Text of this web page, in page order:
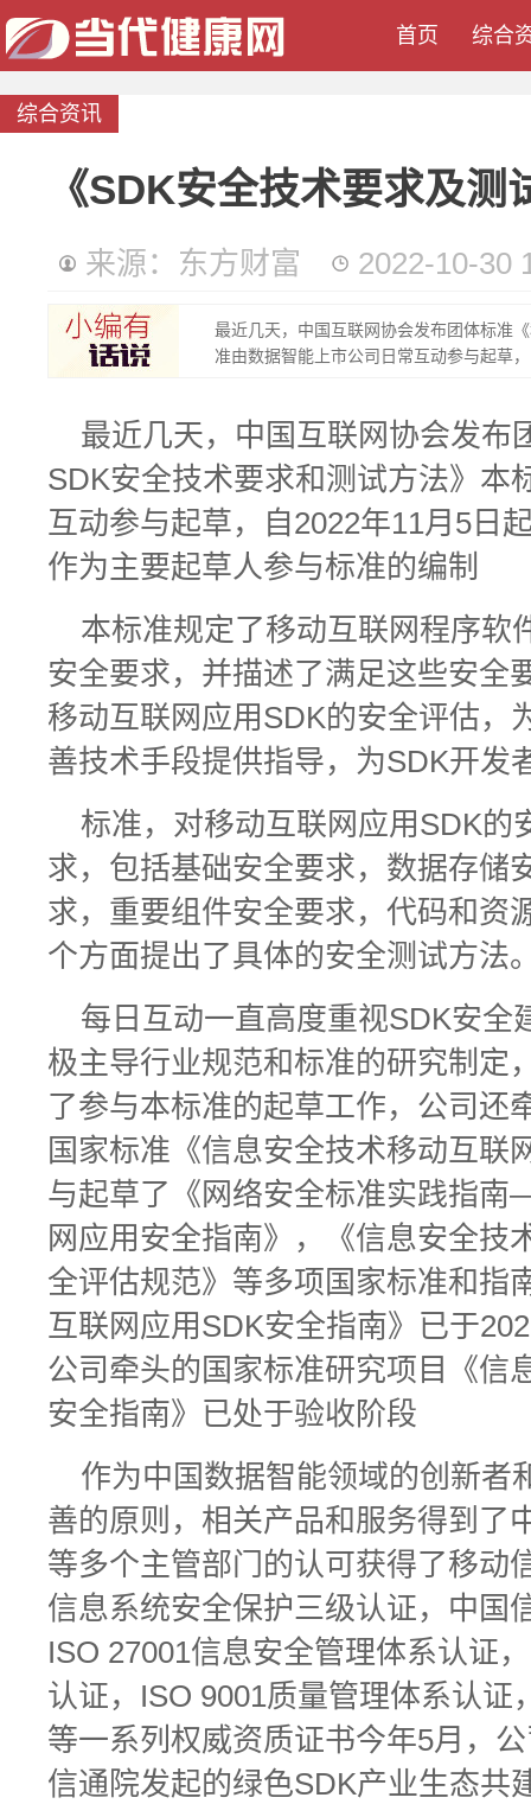
首页 综合
综合资讯
《SDK安全技术要求及
来源：东方财富 2022-10-30
最近几天，中国互联网协会发布团体标准
准由数据智能上市公司日常互动参与起草
最近几天，中国互联网协会发布
SDK安全技术要求和测试方法》本
互动参与起草，自2022年11月5日
作为主要起草人参与标准的编制
本标准规定了移动互联网程序软
安全要求，并描述了满足这些安全
移动互联网应用SDK的安全评估，
善技术手段提供指导，为SDK开发
标准，对移动互联网应用SDK的
求，包括基础安全要求，数据存储
求，重要组件安全要求，代码和资
个方面提出了具体的安全测试方法
每日互动一直高度重视SDK安全
极主导行业规范和标准的研究制定
了参与本标准的起草工作，公司还
国家标准《信息安全技术移动互联
与起草了《网络安全标准实践指
网应用安全指南》，《信息安全技
全评估规范》等多项国家标准和指
互联网应用SDK安全指南》已于
公司牵头的国家标准研究项目《信
安全指南》已处于验收阶段
作为中国数据智能领域的创新者
善的原则，相关产品和服务得到了
等多个主管部门的认可获得了移动
信息系统安全保护三级认证，中国
ISO 27001信息安全管理体系认证
认证，ISO 9001质量管理体系认
等一系列权威资质证书今年5月，
信通院发起的绿色SDK产业生态共